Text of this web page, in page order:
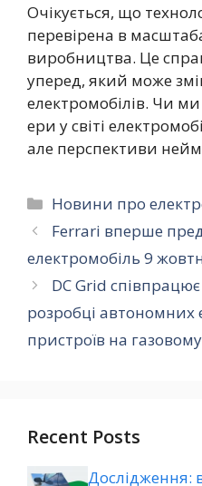
Очікується, що
перевірена в
виробництва. Це
уперед, який може
електромобілів. Чи ми
ери у світі
але перспективи
Категорії
Новини про
Ferrari вперше
електромобіль 9
DC Grid
розробці автономних
пристроїв на
Recent Posts
Дослідження: